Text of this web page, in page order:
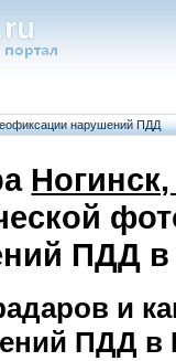
нарушений ПДД
ПДД в
и
ПДД в